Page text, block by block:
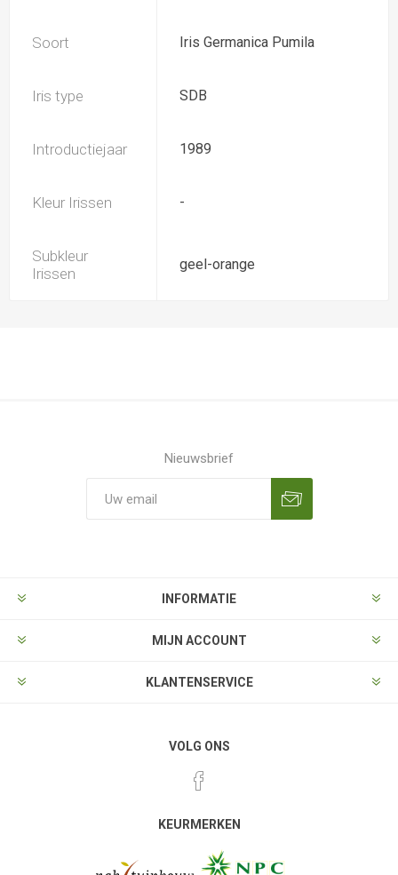
Soort Iris Germanica Pumila
Iris type SDB
Introductiejaar 1989
Kleur Irissen -
Subkleur
Irissen
geel-orange
Nieuwsbrief
INFORMATIE
MIJN ACCOUNT
KLANTENSERVICE
VOLG ONS
KEURMERKEN